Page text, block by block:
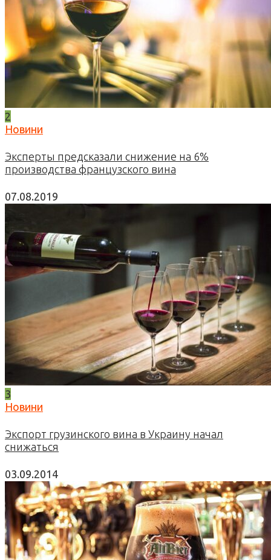
2
Новини
Эксперты предсказали снижение на 6%
производства французского вина
07.08.2019
3
Новини
Экспорт грузинского вина в Украину начал
снижаться
03.09.2014